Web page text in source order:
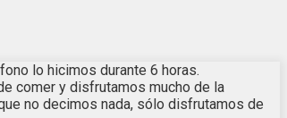
lo hicimos durante 6 horas.
comer y disfrutamos mucho de la
no decimos nada, sólo disfrutamos de